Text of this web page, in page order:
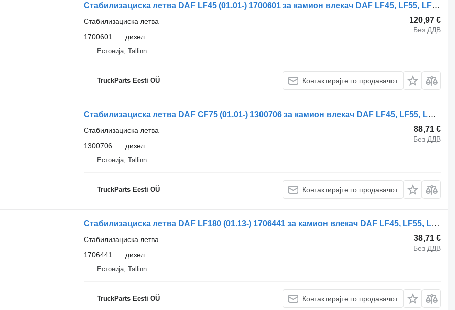
Стабилизациска летва DAF LF45 (01.01-) 1700601 за камион влекач DAF LF45, LF55, LF180, CF65, CF75, CF85 (2001-)
120,97 €
Без ДДВ
Стабилизациска летва
1700601
дизел
Естонија, Tallinn
TruckParts Eesti OÜ Контактирајте го продавачот
Стабилизациска летва DAF CF75 (01.01-) 1300706 за камион влекач DAF LF45, LF55, LF180, CF65, CF75, CF85 (2001-)
88,71 €
Без ДДВ
Стабилизациска летва
1300706
дизел
Естонија, Tallinn
TruckParts Eesti OÜ Контактирајте го продавачот
Стабилизациска летва DAF LF180 (01.13-) 1706441 за камион влекач DAF LF45, LF55, LF180, CF65, CF75, CF85 (2001-)
38,71 €
Без ДДВ
Стабилизациска летва
1706441
дизел
Естонија, Tallinn
TruckParts Eesti OÜ Контактирајте го продавачот